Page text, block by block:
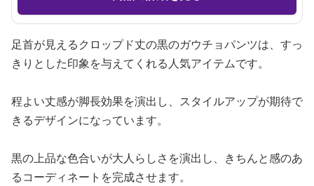
足首が見えるクロップド丈の黒のガウチョパンツは、すっ
きりとした印象を与えてくれる人気アイテムです。
程よい丈感が脚長効果を演出し、スタイルアップが期待で
きるデザインになっています。
黒の上品な色合いが大人らしさを演出し、きちんと感のあ
るコーディネートを完成させます。